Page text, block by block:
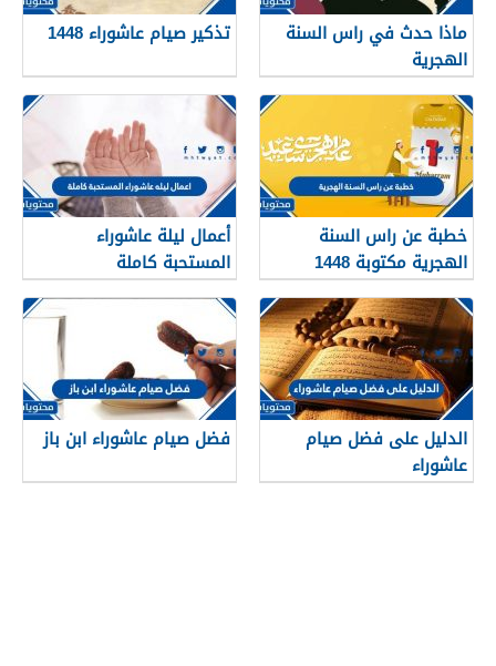
ماذا حدث في راس السنة
الهجرية
تذكير صيام عاشوراء 1448
خطبة عن راس السنة
الهجرية مكتوبة 1448
أعمال ليلة عاشوراء
المستحبة كاملة
الدليل على فضل صيام
عاشوراء
فضل صيام عاشوراء ابن باز